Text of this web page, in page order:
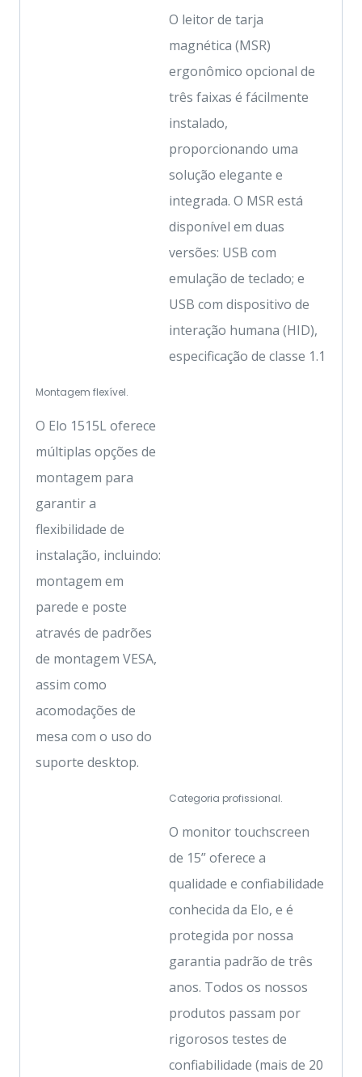
O leitor de tarja
magnética (MSR)
ergonômico opcional de
três faixas é fácilmente
instalado,
proporcionando uma
solução elegante e
integrada. O MSR está
disponível em duas
versões: USB com
emulação de teclado; e
USB com dispositivo de
interação humana (HID),
especificação de classe 1.1
Montagem flexível.
O Elo 1515L oferece
múltiplas opções de
montagem para
garantir a
flexibilidade de
instalação, incluindo:
montagem em
parede e poste
através de padrões
de montagem VESA,
assim como
acomodações de
mesa com o uso do
suporte desktop.
Categoria profissional.
O monitor touchscreen
de 15” oferece a
qualidade e confiabilidade
conhecida da Elo, e é
protegida por nossa
garantia padrão de três
anos. Todos os nossos
produtos passam por
rigorosos testes de
confiabilidade (mais de 20